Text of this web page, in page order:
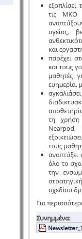
τις ΜΚΟ
υγείας,
και
παρέχει
και τους
μαθητές
ευημερία,
τη χρήση
τους
αναπτύξει
όλο το
την
σχεδίου
Για
Συνημμένα: